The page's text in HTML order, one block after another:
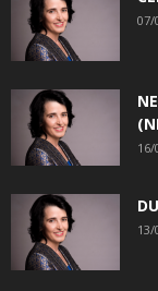
07/
16/
13/